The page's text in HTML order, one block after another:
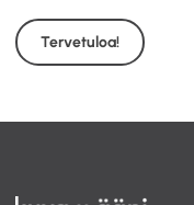
Tervetuloa!